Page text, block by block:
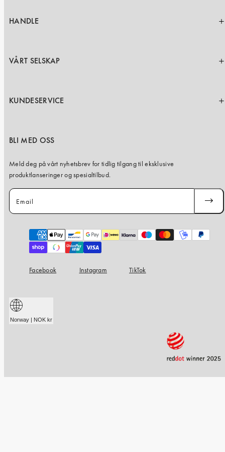
HANDLE
VÅRT SELSKAP
KUNDESERVICE
BLI MED OSS
Meld deg på vårt nyhetsbrev for tidlig tilgang til eksklusive
produktlanseringer og spesialtilbud.
Email
Payment
methods
Facebook Instagram TikTok
Norway | NOK kr